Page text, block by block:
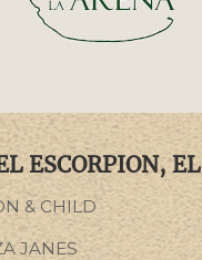
ESCORPION, EL
& CHILD
JANES